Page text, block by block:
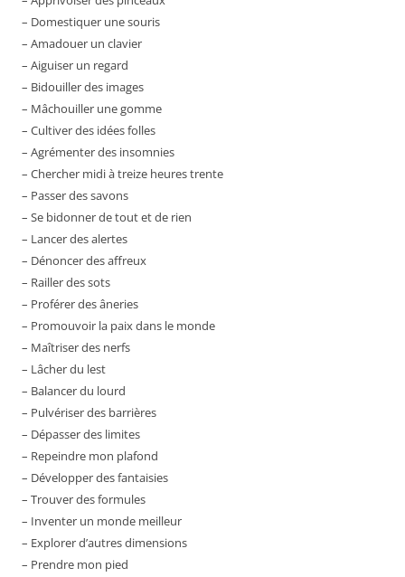
– Domestiquer une souris
– Amadouer un clavier
– Aiguiser un regard
– Bidouiller des images
– Mâchouiller une gomme
– Cultiver des idées folles
– Agrémenter des insomnies
– Chercher midi à treize heures trente
– Passer des savons
– Se bidonner de tout et de rien
– Lancer des alertes
– Dénoncer des affreux
– Railler des sots
– Proférer des âneries
– Promouvoir la paix dans le monde
– Maîtriser des nerfs
– Lâcher du lest
– Balancer du lourd
– Pulvériser des barrières
– Dépasser des limites
– Repeindre mon plafond
– Développer des fantaisies
– Trouver des formules
– Inventer un monde meilleur
– Explorer d’autres dimensions
– Prendre mon pied